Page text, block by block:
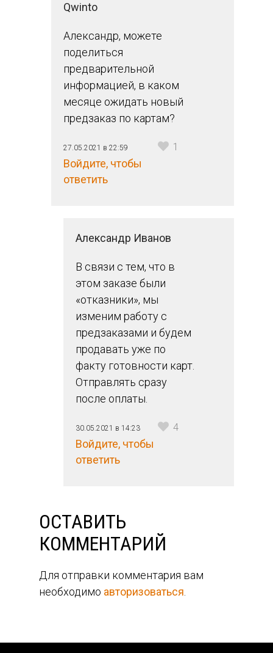
Qwinto
Александр, можете
поделиться
предварительной
информацией, в каком
месяце ожидать новый
предзаказ по картам?
1
27.05.2021 в 22:59
Войдите, чтобы
ответить
Александр Иванов
В связи с тем, что в
этом заказе были
«отказники», мы
изменим работу с
предзаказами и будем
продавать уже по
факту готовности карт.
Отправлять сразу
после оплаты.
4
30.05.2021 в 14:23
Войдите, чтобы
ответить
ОСТАВИТЬ
КОММЕНТАРИЙ
Для отправки комментария вам
необходимо авторизоваться